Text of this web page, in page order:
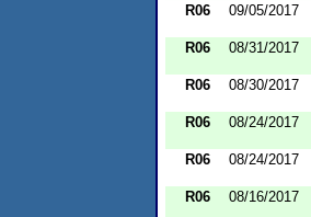
R06 09/05/2017
R06 08/31/2017
R06
08/30/2017
R06 08/24/2017
R06 08/24/2017
R06 08/16/2017